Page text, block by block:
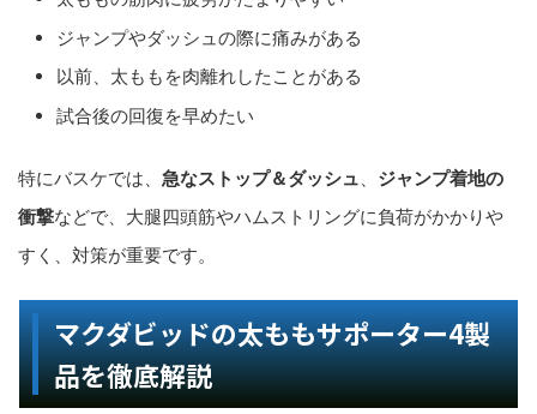
ジャンプやダッシュの際に痛みがある
以前、太ももを肉離れしたことがある
試合後の回復を早めたい
特にバスケでは、 急なストップ＆ダッシュ
ジャンプ着地の
衝撃などで、大腿四頭筋やハムストリングに負荷がかかりや
すく、対策が重要です。
マクダビッドの太ももサポーター4製
品を徹底解説